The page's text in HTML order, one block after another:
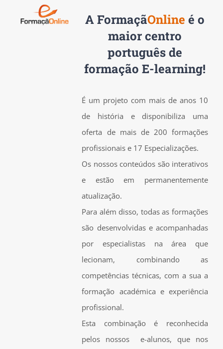
AFormaçãOnline é o
maior centro
português de
formação E-learning!
É um projeto com mais de anos 10
de história e disponibiliza uma
oferta de mais de 200 formações
profissionais e 17 Especializações.
Os nossos conteúdos são interativos
e estão em permanentemente
atualização.
Para além disso, todas as formações
são desenvolvidas e acompanhadas
por especialistas na área que
lecionam, combinando as
competências técnicas, com a sua a
formação académica e experiência
profissional.
Esta combinação é reconhecida
pelos nossos e-alunos, que nos